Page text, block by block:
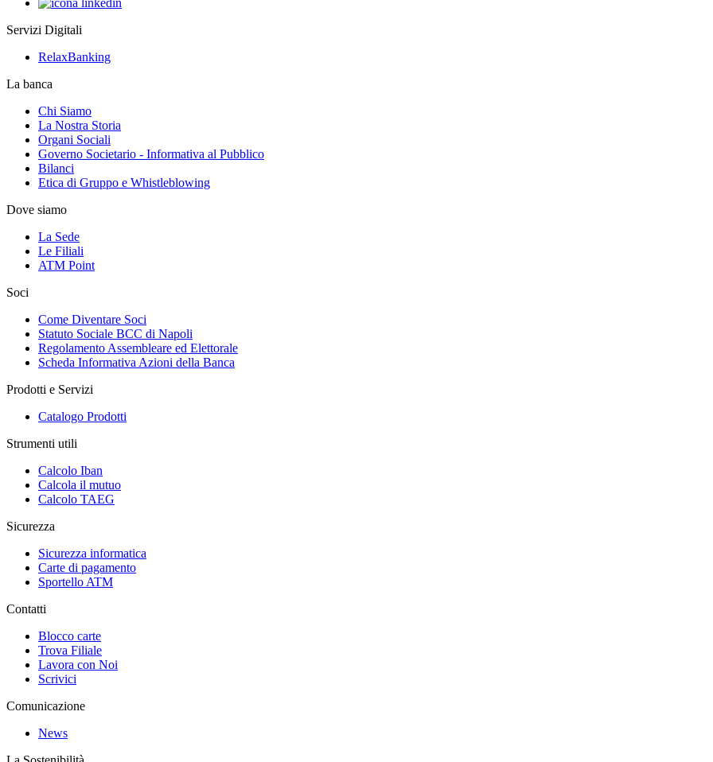
Servizi Digitali
RelaxBanking
La banca
Chi Siamo
La Nostra Storia
Organi Sociali
Governo Societario - Informativa al Pubblico
Bilanci
Etica di Gruppo e Whistleblowing
Dove siamo
La Sede
Le Filiali
ATM Point
Soci
Come Diventare Soci
Statuto Sociale BCC di Napoli
Regolamento Assembleare ed Elettorale
Scheda Informativa Azioni della Banca
Prodotti e Servizi
Catalogo Prodotti
Strumenti utili
Calcolo Iban
Calcola il mutuo
Calcolo TAEG
Sicurezza
Sicurezza informatica
Carte di pagamento
Sportello ATM
Contatti
Blocco carte
Trova Filiale
Lavora con Noi
Scrivici
Comunicazione
News